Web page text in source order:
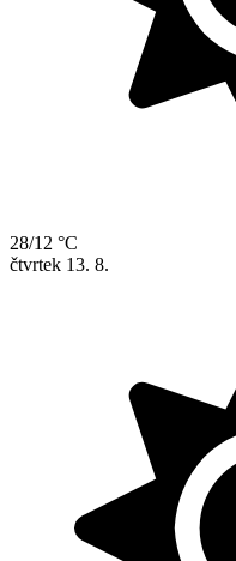
28/12 °C
čtvrtek 13. 8.